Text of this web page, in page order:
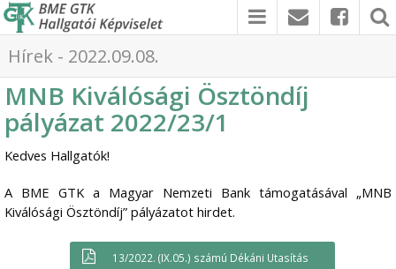
Hírek - 2022.09.08.
MNB Kiválósági Ösztöndíj
pályázat 2022/23/1
Kedves Hallgatók!
A BME GTK a Magyar Nemzeti Bank támogatásával „MNB
Kiválósági Ösztöndíj” pályázatot hirdet.
13/2022. (IX.05.) számú Dékáni Utasítás